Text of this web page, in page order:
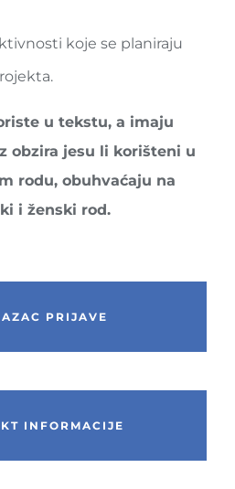
koje se planiraju
u tekstu, a imaju
obzira jesu li korišteni u
rodu, obuhvaćaju na
i ženski rod.
PRIJAVE
INFORMACIJE